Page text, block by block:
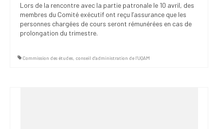
Lors de la rencontre avec la partie patronale le 10 avril, des
membres du Comité exécutif ont reçu l’assurance que les
personnes chargées de cours seront rémunérées en cas de
prolongation du trimestre.
Commission des études, conseil d’administration de l’UQAM